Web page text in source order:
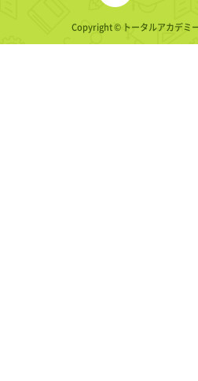
Copyright © トータルアカデミ